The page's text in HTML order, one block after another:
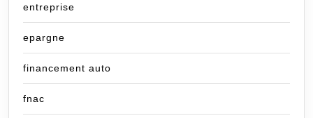
entreprise
epargne
financement auto
fnac